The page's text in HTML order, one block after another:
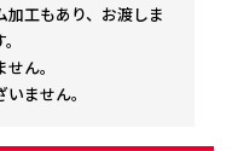
工もあり、お渡しま
ん。
ません。